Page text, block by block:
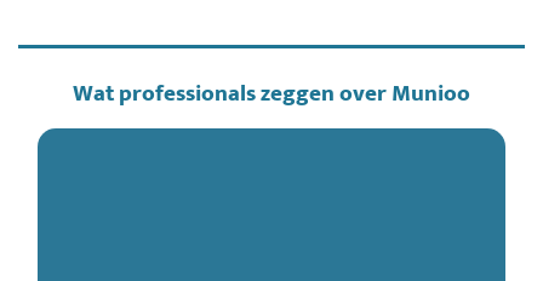
Wat professionals zeggen over Munioo